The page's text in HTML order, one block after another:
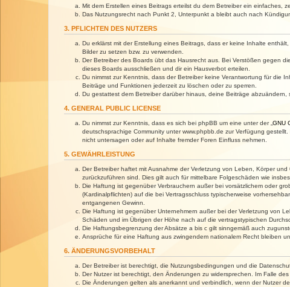
Mit dem Erstellen eines Beitrags erteilst du dem Betreiber ein einfaches,
Das Nutzungsrecht nach Punkt 2, Unterpunkt a bleibt auch nach
3. PFLICHTEN DES NUTZERS
Du erklärst mit der Erstellung eines Beitrags, dass er keine Inhalte
Bilder zu setzen bzw. zu verwenden.
Der Betreiber des Boards übt das Hausrecht aus. Bei Verstößen gegen
dieses Boards ausschließen und dir ein Hausverbot erteilen.
Du nimmst zur Kenntnis, dass der Betreiber keine Verantwortung für die
Beiträge und Funktionen jederzeit zu löschen oder zu sperren.
Du gestattest dem Betreiber darüber hinaus, deine Beiträge
4. GENERAL PUBLIC LICENSE
Du nimmst zur Kenntnis, dass es sich bei phpBB um eine unter der „ GNU
deutschsprachige Community unter www.phpbb.de zur Verfügung
nicht untersagen oder auf Inhalte fremder Foren Einfluss nehmen.
5. GEWÄHRLEISTUNG
Der Betreiber haftet mit Ausnahme der Verletzung von Leben, Körper
zurückzuführen sind. Dies gilt auch für mittelbare Folgeschäden wie
Die Haftung ist gegenüber Verbrauchern außer bei vorsätzlichem oder
(Kardinalpflichten) auf die bei Vertragsschluss typischerweise
entgangenen Gewinn.
Die Haftung ist gegenüber Unternehmern außer bei der Verletzung von
Schäden und im Übrigen der Höhe nach auf die vertragstypischen
Die Haftungsbegrenzung der Absätze a bis c gilt sinngemäß auch
Ansprüche für eine Haftung aus zwingendem nationalem Recht bleiben
6. ÄNDERUNGSVORBEHALT
Der Betreiber ist berechtigt, die Nutzungsbedingungen und die
Der Nutzer ist berechtigt, den Änderungen zu widersprechen. Im Falle
Die Änderungen gelten als anerkannt und verbindlich, wenn der Nutzer